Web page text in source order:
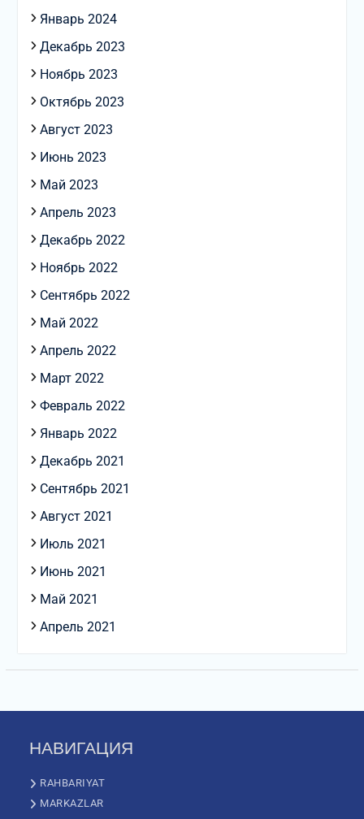
Январь 2024
Декабрь 2023
Ноябрь 2023
Октябрь 2023
Август 2023
Июнь 2023
Май 2023
Апрель 2023
Декабрь 2022
Ноябрь 2022
Сентябрь 2022
Май 2022
Апрель 2022
Март 2022
Февраль 2022
Январь 2022
Декабрь 2021
Сентябрь 2021
Август 2021
Июль 2021
Июнь 2021
Май 2021
Апрель 2021
НАВИГАЦИЯ
RAHBARIYAT
MARKAZLAR